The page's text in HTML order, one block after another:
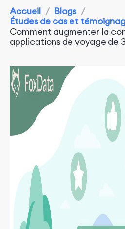
Accueil / Blogs /
Études de cas et
Comment augmenter la
applications de voyage de